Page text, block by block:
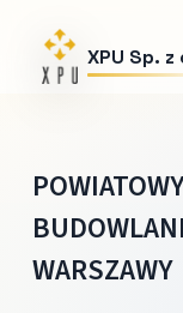
XPU Sp. z
WARSZAWY